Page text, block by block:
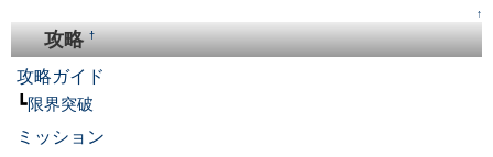
↑
攻略†
攻略ガイド
┗限界突破
ミッション